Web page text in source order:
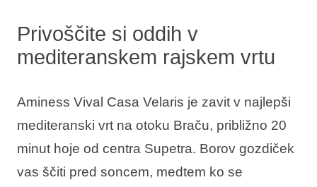
Privoščite si oddih v
mediteranskem rajskem vrtu
Aminess Vival Casa Velaris je zavit v najlepši
mediteranski vrt na otoku Braču, približno 20
minut hoje od centra Supetra. Borov gozdiček
vas ščiti pred soncem, medtem ko se